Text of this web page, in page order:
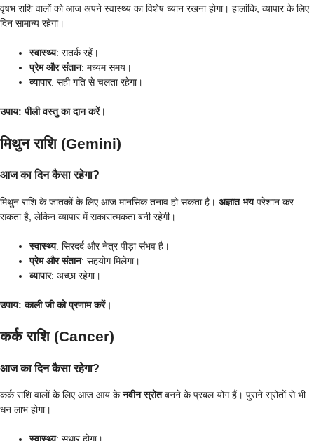
वृषभ राशि वालों को आज अपने स्वास्थ्य का विशेष ध्यान रखना होगा। हालांकि, व्यापार के लिए
दिन सामान्य रहेगा।
स्वास्थ्य: सतर्क रहें।
प्रेम और संतान: मध्यम समय।
व्यापार: सही गति से चलता रहेगा।
उपाय: पीली वस्तु का दान करें।
मिथुन राशि (Gemini)
आज का दिन कैसा रहेगा?
मिथुन राशि के जातकों के लिए आज मानसिक तनाव हो सकता है। अज्ञात भयपरेशान कर
सकता है, लेकिन व्यापार में सकारात्मकता बनी रहेगी।
स्वास्थ्य: सिरदर्द और नेत्र पीड़ा संभव है।
प्रेम और संतान: सहयोग मिलेगा।
व्यापार: अच्छा रहेगा।
उपाय: काली जी को प्रणाम करें।
कर्क राशि (Cancer)
आज का दिन कैसा रहेगा?
कर्क राशि वालों के लिए आज आय केनवीन स्रोतबनने के प्रबल योग हैं। पुराने स्रोतों से भी
धन लाभ होगा।